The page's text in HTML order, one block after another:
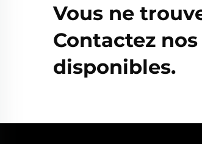
Vous ne
Contactez
disponibles.